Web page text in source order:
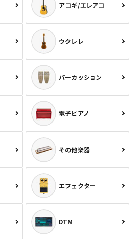
アコギ/エレアコ
ウクレレ
パーカッション
電子ピアノ
その他楽器
エフェクター
DTM